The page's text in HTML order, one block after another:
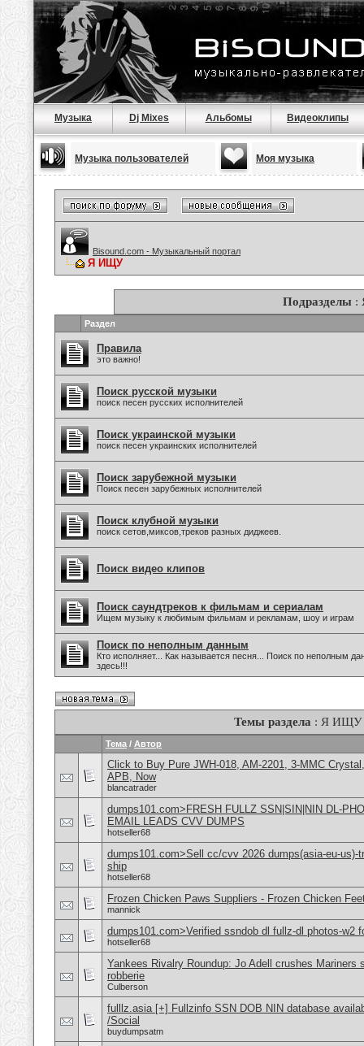
Музыка Dj Mixes Альбомы Видеоклипы
Музыка пользователей Моя музыка
Bisound.com - Музыкальный портал
Я ИЩУ
Подразделы:
Раздел
Правила
это важно!
Поиск русской музыки
поиск песен русских исполнителей
Поиск украинской музыки
поиск песен украинских исполнителей
Поиск зарубежной музыки
Поиск песен зарубежных исполнителей
Поиск клубной музыки
поиск сетов,миксов,треков разных диджеев.
Поиск видео клипов
Поиск саундтреков к фильмам и сериалам
Ищем музыку к любимым фильмам и рекламам, шоу и играм
Поиск по неполным данным
Кто исполняет... Как называется песня... Поиск по неполным
здесь!!!
Темы раздела : Я ИЩУ
Тема / Автор
Click to Buy Pure JWH-018, AM-2201, 3-MMC
APB, Now
blancatrader
dumps101.com>FRESH FULLZ SSN|SIN|NIN DL-
EMAIL LEADS CVV DUMPS
hotseller68
dumps101.com>Sell cc/cvv 2026 dumps(asia-eu-us)-
ship
hotseller68
Frozen Chicken Paws Suppliers - Frozen Chicken
mannick
dumps101.com>Verified ssndob dl fullz-dl photos-w2
hotseller68
Yankees Rivalry Roundup: Jo Adell crushes Mariners
robberie
Culberson
fulllz.asia [+] Fullzinfo SSN DOB NIN database
/Social
buydumpsatm